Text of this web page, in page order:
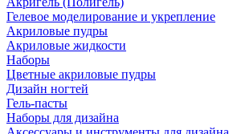
Гелевое моделирование и укрепление
Акриловые пудры
Акриловые жидкости
Наборы
Цветные акриловые пудры
Дизайн ногтей
Гель-пасты
Наборы для дизайна